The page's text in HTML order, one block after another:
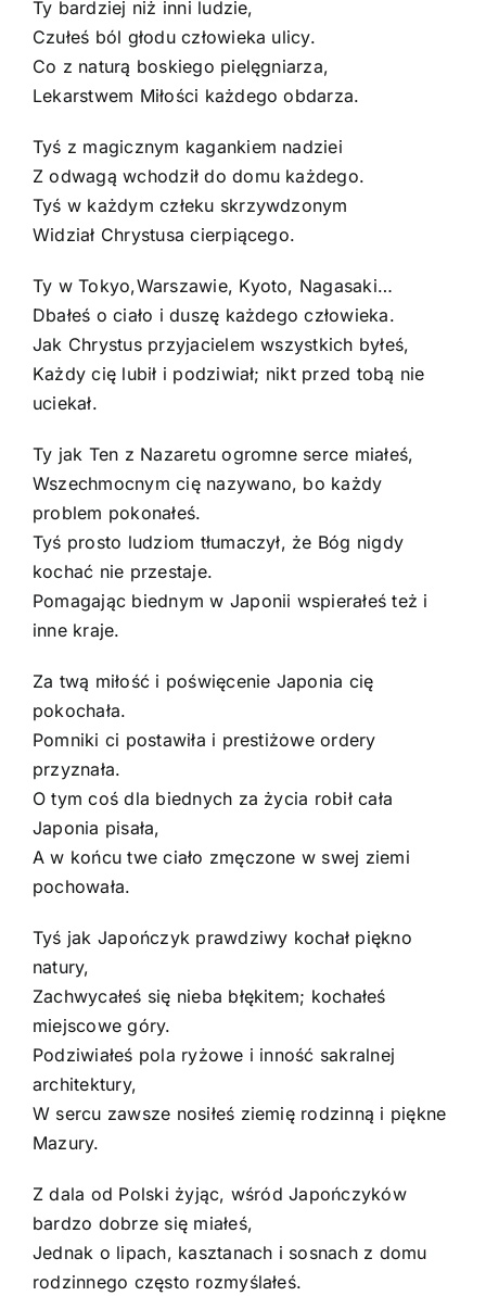
Ty bardziej niż inni ludzie,
Czułeś ból głodu człowieka ulicy.
Co z naturą boskiego pielęgniarza,
Lekarstwem Miłości każdego obdarza.
Tyś z magicznym kagankiem nadziei
Z odwagą wchodził do domu każdego.
Tyś w każdym człeku skrzywdzonym
Widział Chrystusa cierpiącego.
Ty w Tokyo,Warszawie, Kyoto, Nagasaki…
Dbałeś o ciało i duszę każdego człowieka.
Jak Chrystus przyjacielem wszystkich byłeś,
Każdy cię lubił i podziwiał; nikt przed tobą nie
uciekał.
Ty jak Ten z Nazaretu ogromne serce miałeś,
Wszechmocnym cię nazywano, bo każdy
problem pokonałeś.
Tyś prosto ludziom tłumaczył, że Bóg nigdy
kochać nie przestaje.
Pomagając biednym w Japonii wspierałeś też i
inne kraje.
Za twą miłość i poświęcenie Japonia cię
pokochała.
Pomniki ci postawiła i prestiżowe ordery
przyznała.
O tym coś dla biednych za życia robił cała
Japonia pisała,
A w końcu twe ciało zmęczone w swej ziemi
pochowała.
Tyś jak Japończyk prawdziwy kochał piękno
natury,
Zachwycałeś się nieba błękitem; kochałeś
miejscowe góry.
Podziwiałeś pola ryżowe i inność sakralnej
architektury,
W sercu zawsze nosiłeś ziemię rodzinną i piękne
Mazury.
Z dala od Polski żyjąc, wśród Japończyków
bardzo dobrze się miałeś,
Jednak o lipach, kasztanach i sosnach z domu
rodzinnego często rozmyślałeś.